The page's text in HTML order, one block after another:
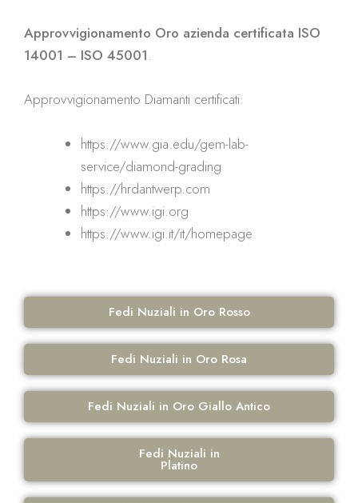
Approvvigionamento Oro azienda certificata ISO
14001 – ISO 45001.
Approvvigionamento Diamanti certificati:
https://www.gia.edu/gem-lab-
service/diamond-grading
https://hrdantwerp.com
https://www.igi.org
https://www.igi.it/it/homepage
Fedi Nuziali in Oro Rosso
Fedi Nuziali in Oro Rosa
Fedi Nuziali in Oro Giallo Antico
Fedi Nuziali in
Platino